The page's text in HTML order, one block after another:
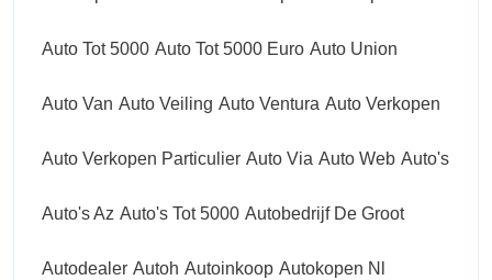
Auto Tot 5000 Auto Tot 5000 Euro Auto Union
Auto Van Auto Veiling Auto Ventura Auto Verkopen
Auto Verkopen Particulier Auto Via Auto Web Auto's
Auto's Az Auto's Tot 5000 Autobedrijf De Groot
Autodealer Autoh Autoinkoop Autokopen Nl